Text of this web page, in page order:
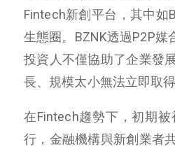
Fintech新創平台，其中如
生態圈。 BZNK透過P2P媒
投資人不僅協助了企業發
長、規模太小無法立即取
在Fintech趨勢下，初期
行，金融機構與新創業者